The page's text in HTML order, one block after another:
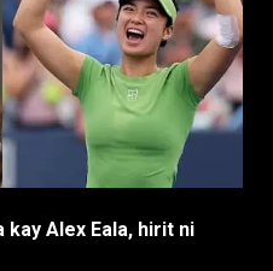
Alex Eala, hirit ni